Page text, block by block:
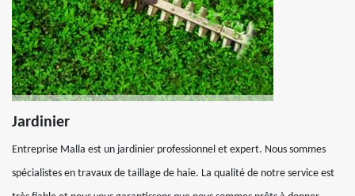
Jardinier
Entreprise Malla est un jardinier professionnel et expert. Nous sommes
spécialistes en travaux de taillage de haie. La qualité de notre service est